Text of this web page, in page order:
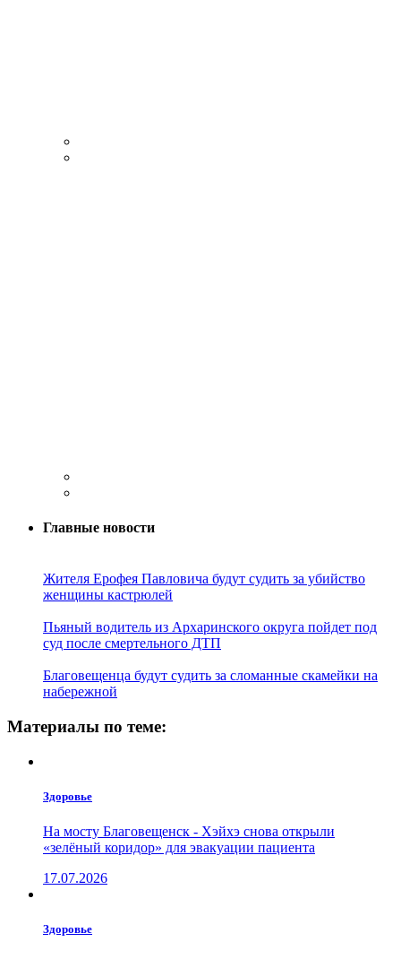
Главные новости
Жителя Ерофея Павловича будут судить за убийство
женщины кастрюлей
Пьяный водитель из Архаринского округа пойдет под
суд после смертельного ДТП
Благовещенца будут судить за сломанные скамейки на
набережной
Материалы по теме:
Здоровье
На мосту Благовещенск - Хэйхэ снова открыли
«зелёный коридор» для эвакуации пациента
17.07.2026
Здоровье